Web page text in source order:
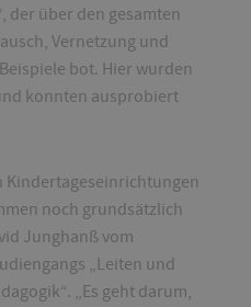
der über den gesamten
Vernetzung und
bot. Hier wurden
konnten ausprobiert
Kindertageseinrichtungen
noch grundsätzlich
Junghanß vom
„Leiten und
„Es geht darum,